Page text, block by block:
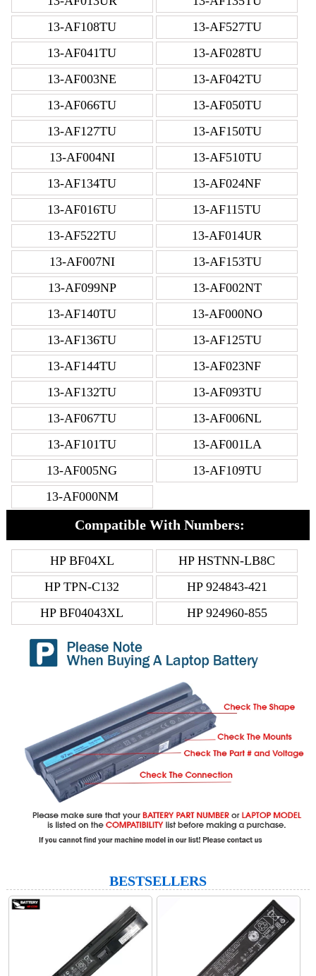
13-AF108TU
13-AF527TU
13-AF041TU
13-AF028TU
13-AF003NE
13-AF042TU
13-AF066TU
13-AF050TU
13-AF127TU
13-AF150TU
13-AF004NI
13-AF510TU
13-AF134TU
13-AF024NF
13-AF016TU
13-AF115TU
13-AF522TU
13-AF014UR
13-AF007NI
13-AF153TU
13-AF099NP
13-AF002NT
13-AF140TU
13-AF000NO
13-AF136TU
13-AF125TU
13-AF144TU
13-AF023NF
13-AF132TU
13-AF093TU
13-AF067TU
13-AF006NL
13-AF101TU
13-AF001LA
13-AF005NG
13-AF109TU
13-AF000NM
Compatible With Numbers:
HP BF04XL
HP HSTNN-LB8C
HP TPN-C132
HP 924843-421
HP BF04043XL
HP 924960-855
BESTSELLERS